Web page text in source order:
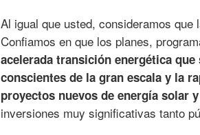
Al igual que usted, consideramos que
Confiamos en que los planes,
acelerada transición energética
conscientes de la gran escala y la
proyectos nuevos de energía solar
inversiones muy significativas tanto